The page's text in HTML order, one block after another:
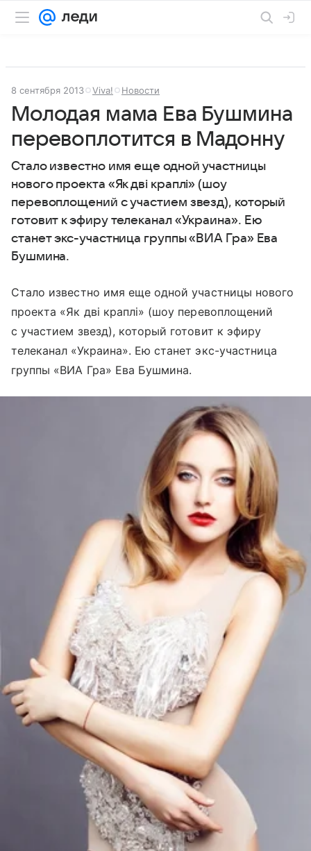
8 сентября 2013 Viva! Новости
Молодая мама Ева Бушмина
перевоплотится в Мадонну
Стало известно имя еще одной участницы
нового проекта «Як дві краплі» (шоу
перевоплощений с участием звезд), который
готовит к эфиру телеканал «Украина». Ею
станет экс-участница группы «ВИА Гра» Ева
Бушмина.
Стало известно имя еще одной участницы нового
проекта «Як дві краплі» (шоу перевоплощений
с участием звезд), который готовит к эфиру
телеканал «Украина». Ею станет экс-участница
группы «ВИА Гра» Ева Бушмина.